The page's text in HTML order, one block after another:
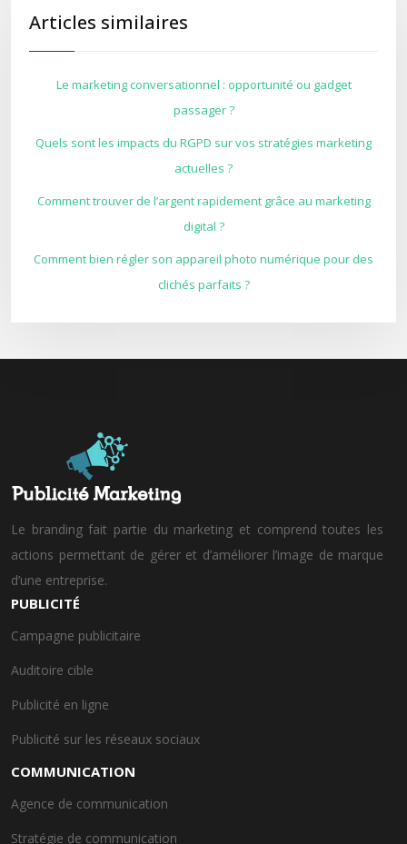
Articles similaires
Le marketing conversationnel : opportunité ou gadget
passager ?
Quels sont les impacts du RGPD sur vos stratégies marketing
actuelles ?
Comment trouver de l’argent rapidement grâce au marketing
digital ?
Comment bien régler son appareil photo numérique pour des
clichés parfaits ?
Le branding fait partie du marketing et comprend toutes les
actions permettant de gérer et d’améliorer l’image de marque
d’une entreprise.
PUBLICITÉ
Campagne publicitaire
Auditoire cible
Publicité en ligne
Publicité sur les réseaux sociaux
COMMUNICATION
Agence de communication
Stratégie de communication